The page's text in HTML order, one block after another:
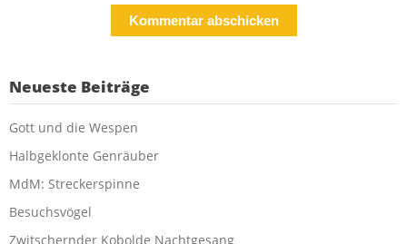
Neueste Beiträge
Gott und die Wespen
Halbgeklonte Genräuber
MdM: Streckerspinne
Besuchsvögel
Zwitschernder Kobolde Nachtgesang